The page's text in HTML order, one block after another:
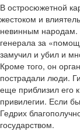
В остросюжетной
жестоком и
невинным народам.
генерала за
замучил и убил и
Кроме того, он
пострадали люди.
еще приблизил его
привилегии. Если
Гедрих
государством.